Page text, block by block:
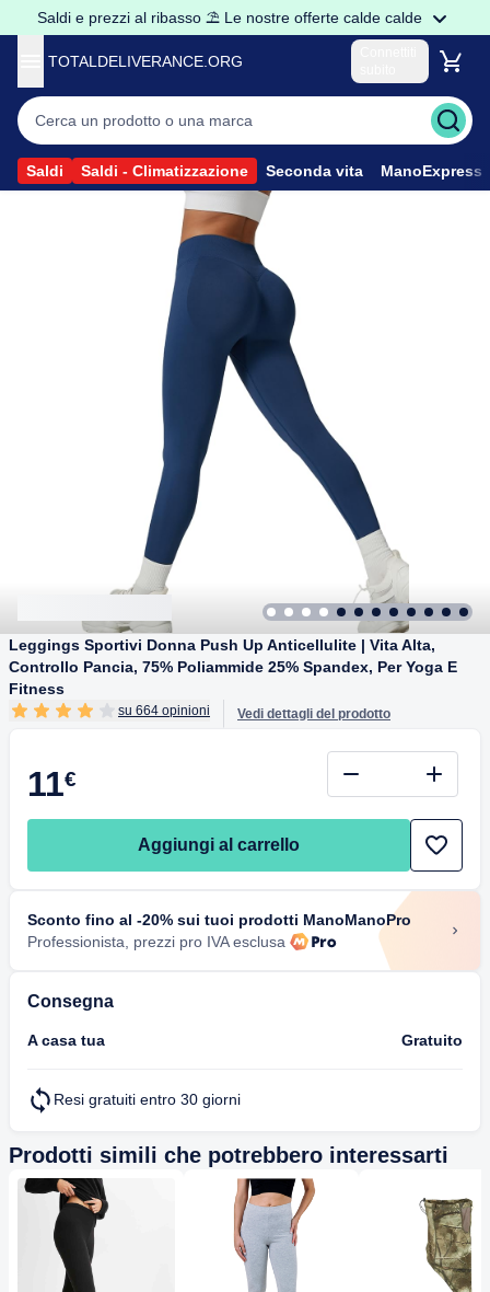
Saldi e prezzi al ribasso ⛱️ Le nostre offerte calde calde
TOTALDELIVERANCE.ORG
Accedere al mio account
Sono un Professionista
Accedere ai prezzi Pro
Saldi Saldi - Climatizzazione Seconda vita ManoExpress
Leggings Sportivi Donna Push Up Anticellulite | Vita Alta,
Controllo Pancia, 75% Poliammide 25% Spandex, Per Yoga E
Fitness
su 664 opinioni Vedi dettagli del prodotto
11€
Aggiungi al carrello
Sconto fino al -20% sui tuoi prodotti ManoManoPro
Professionista, prezzi pro IVA esclusa
Consegna
A casa tua Gratuito
Resi gratuiti entro 30 giorni
Prodotti simili che potrebbero interessarti